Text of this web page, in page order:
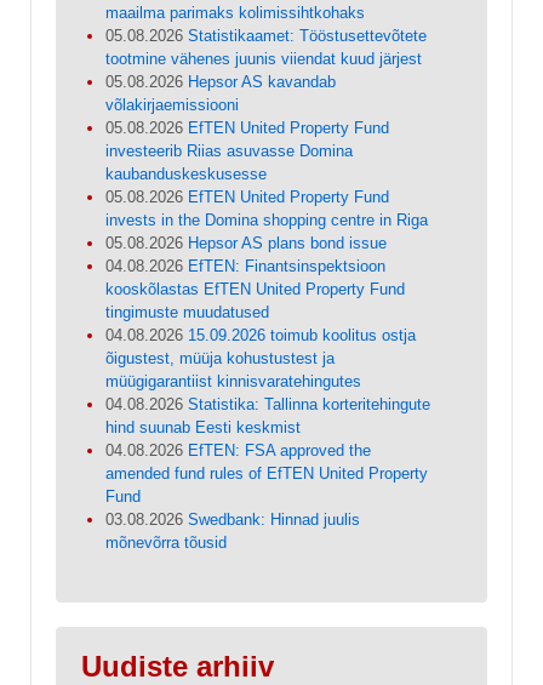
maailma parimaks kolimissihtkohaks
05.08.2026 Statistikaamet: Tööstusettevõtete
tootmine vähenes juunis viiendat kuud järjest
05.08.2026 Hepsor AS kavandab
võlakirjaemissiooni
05.08.2026 EfTEN United Property Fund
investeerib Riias asuvasse Domina
kaubanduskeskusesse
05.08.2026 EfTEN United Property Fund
invests in the Domina shopping centre in Riga
05.08.2026 Hepsor AS plans bond issue
04.08.2026 EfTEN: Finantsinspektsioon
kooskõlastas EfTEN United Property Fund
tingimuste muudatused
04.08.2026 15.09.2026 toimub koolitus ostja
õigustest, müüja kohustustest ja
müügigarantiist kinnisvaratehingutes
04.08.2026 Statistika: Tallinna korteritehingute
hind suunab Eesti keskmist
04.08.2026 EfTEN: FSA approved the
amended fund rules of EfTEN United Property
Fund
03.08.2026 Swedbank: Hinnad juulis
mõnevõrra tõusid
Uudiste arhiiv